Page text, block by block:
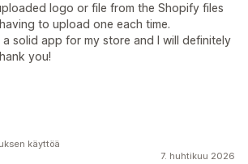
logo or file from the Shopify files
to upload one each time.
a solid app for my store and I will definitely
you!
7. huhtikuu 2026
käyttöä